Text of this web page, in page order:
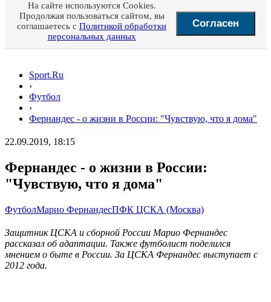
На сайте используются Cookies.
Продолжая пользоваться сайтом, вы
соглашаетесь с Политикой обработки
персональных данных
Согласен
Sport.Ru
›
Футбол
›
Фернандес - о жизни в России: "Чувствую, что я дома"
22.09.2019, 18:15
Фернандес - о жизни в России:
"Чувствую, что я дома"
ФутболМарио ФернандесПФК ЦСКА (Москва)
Защитник ЦСКА и сборной России Марио Фернандес
рассказал об адаптации. Также футболист поделился
мнением о быте в России. За ЦСКА Фернандес выступает с
2012 года.